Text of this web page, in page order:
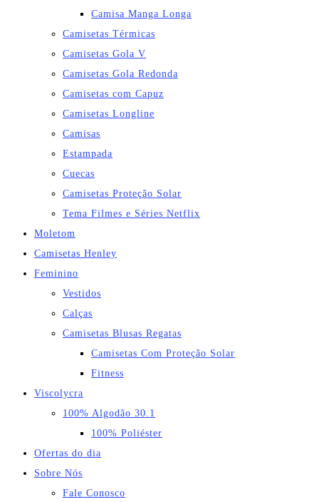
Camisa Manga Longa
Camisetas Térmicas
Camisetas Gola V
Camisetas Gola Redonda
Camisetas com Capuz
Camisetas Longline
Camisas
Estampada
Cuecas
Camisetas Proteção Solar
Tema Filmes e Séries Netflix
Moletom
Camisetas Henley
Feminino
Vestidos
Calças
Camisetas Blusas Regatas
Camisetas Com Proteção Solar
Fitness
Viscolycra
100% Algodão 30.1
100% Poliéster
Ofertas do dia
Sobre Nós
Fale Conosco